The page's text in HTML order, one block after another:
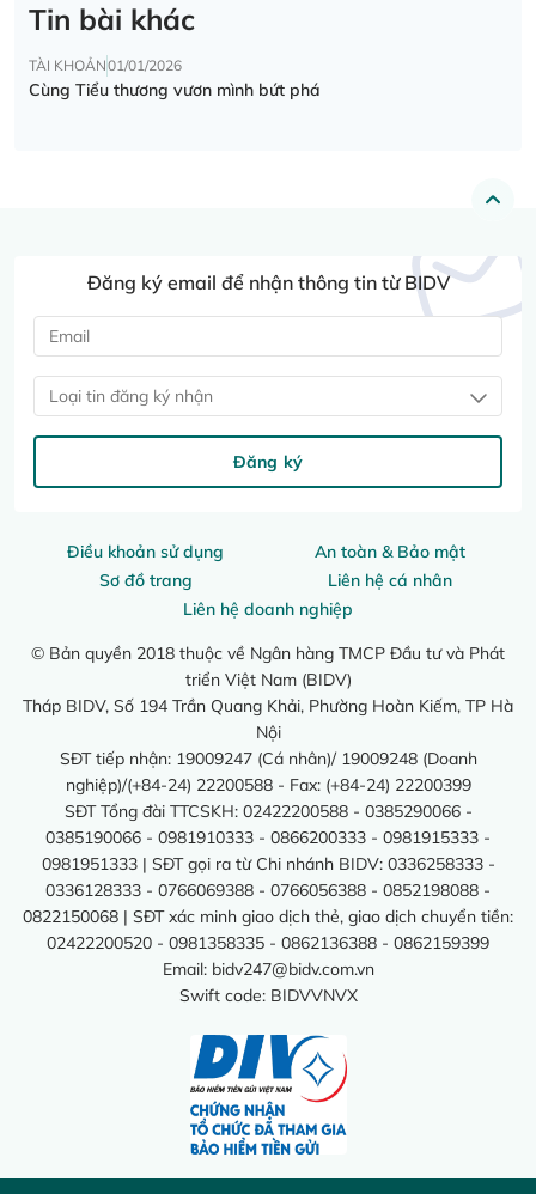
Tin bài khác
TÀI KHOẢN01/01/2026
Cùng Tiểu thương vươn mình bứt phá
Điều khoản sử dụng
An toàn & Bảo mật
Sơ đồ trang
Liên hệ cá nhân
Liên hệ doanh nghiệp
© Bản quyền 2018 thuộc về Ngân hàng TMCP Đầu tư và Phát
triển Việt Nam (BIDV)
Tháp BIDV, Số 194 Trần Quang Khải, Phường Hoàn Kiếm, TP Hà
Nội
SĐT tiếp nhận: 19009247 (Cá nhân)/ 19009248 (Doanh
nghiệp)/(+84-24) 22200588 - Fax: (+84-24) 22200399
SĐT Tổng đài TTCSKH: 02422200588 - 0385290066 -
0385190066 - 0981910333 - 0866200333 - 0981915333 -
0981951333 | SĐT gọi ra từ Chi nhánh BIDV: 0336258333 -
0336128333 - 0766069388 - 0766056388 - 0852198088 -
0822150068 | SĐT xác minh giao dịch thẻ, giao dịch chuyển tiền:
02422200520 - 0981358335 - 0862136388 - 0862159399
Email: bidv247@bidv.com.vn
Swift code: BIDVVNVX
Đăng ký email để nhận thông tin từ BIDV
Loại tin đăng ký nhận
Đăng ký